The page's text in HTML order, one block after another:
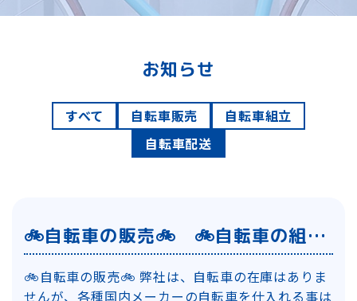
お知らせ
すべて 自転車販売
自転車組立
自転車配送
🚲自転車の販売🚲 🚲自転車の組立
🚲 🚚自転車の配送🚚
🚲自転車の販売🚲 弊社は、自転車の在庫はありま
せんが、各種国内メーカーの自転車を仕入れる事は